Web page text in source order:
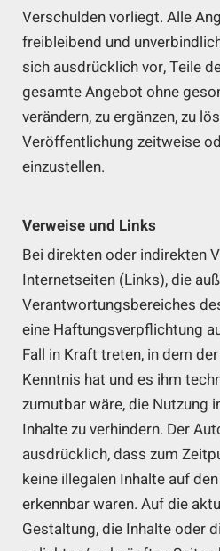
Verschulden vorliegt. Alle
freibleibend und
sich ausdrücklich vor, Teile
gesamte Angebot ohne
verändern, zu ergänzen, zu
Veröffentlichung zeitweise
einzustellen.
Verweise und Links
Bei direkten oder indirekten
Internetseiten (Links), die
Verantwortungsbereiches
eine Haftungsverpflichtung
Fall in Kraft treten, in dem
Kenntnis hat und es ihm
zumutbar wäre, die Nutzung
Inhalte zu verhindern. Der
ausdrücklich, dass zum
keine illegalen Inhalte auf
erkennbar waren. Auf die
Gestaltung, die Inhalte oder